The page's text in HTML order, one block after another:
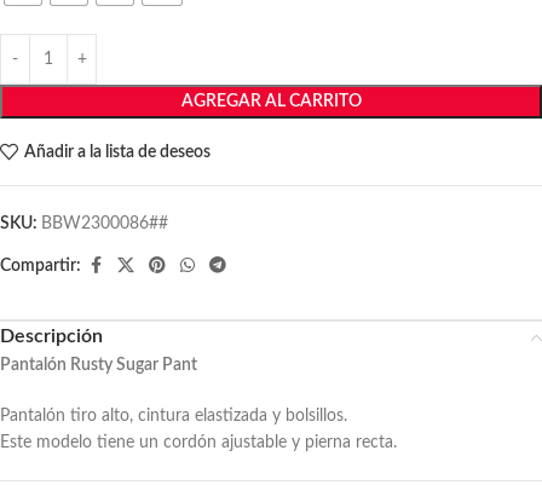
AGREGAR AL CARRITO
Añadir a la lista de deseos
SKU: BBW2300086##
Compartir:
Descripción
Pantalón Rusty Sugar Pant
Pantalón tiro alto, cintura elastizada y bolsillos.
Este modelo tiene un cordón ajustable y pierna recta.